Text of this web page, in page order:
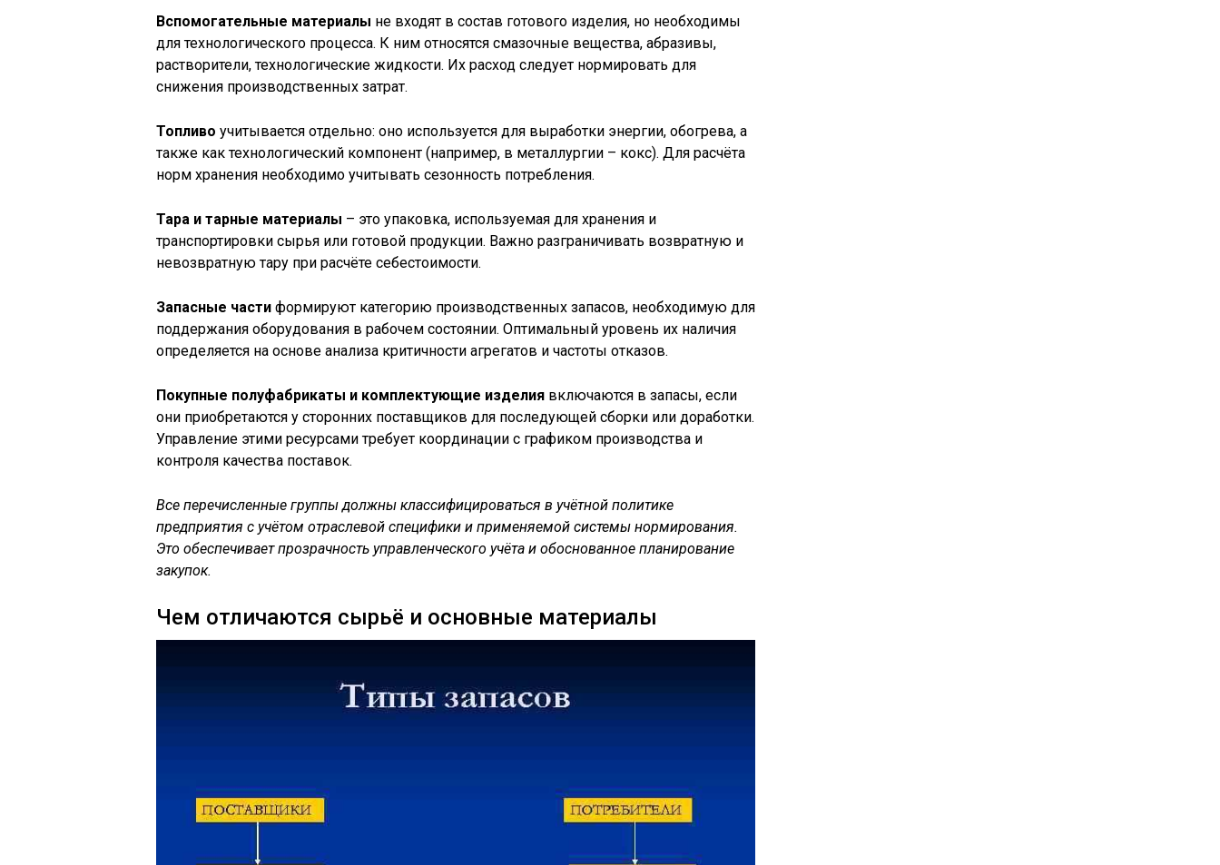
Вспомогательные материалы не входят в состав готового изделия, но необходимы
для технологического процесса. К ним относятся смазочные вещества, абразивы,
растворители, технологические жидкости. Их расход следует нормировать для
снижения производственных затрат.
Топливо учитывается отдельно: оно используется для выработки энергии, обогрева, а
также как технологический компонент (например, в металлургии – кокс). Для расчёта
норм хранения необходимо учитывать сезонность потребления.
Тара и тарные материалы – это упаковка, используемая для хранения и
транспортировки сырья или готовой продукции. Важно разграничивать возвратную и
невозвратную тару при расчёте себестоимости.
Запасные части формируют категорию производственных запасов, необходимую для
поддержания оборудования в рабочем состоянии. Оптимальный уровень их наличия
определяется на основе анализа критичности агрегатов и частоты отказов.
Покупные полуфабрикаты и комплектующие изделия включаются в запасы, если
они приобретаются у сторонних поставщиков для последующей сборки или доработки.
Управление этими ресурсами требует координации с графиком производства и
контроля качества поставок.
Все перечисленные группы должны классифицироваться в учётной политике
предприятия с учётом отраслевой специфики и применяемой системы нормирования.
Это обеспечивает прозрачность управленческого учёта и обоснованное планирование
закупок.
Чем отличаются сырьё и основные материалы